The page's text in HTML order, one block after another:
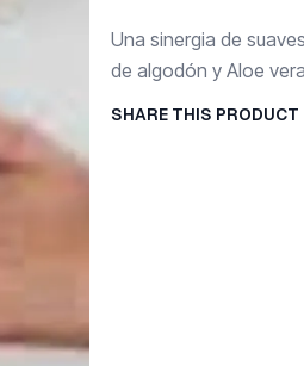
Una sinergia de
de algodón y Aloe
SHARE THIS PRODUCT